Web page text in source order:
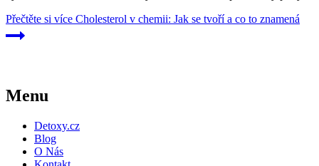
Přečtěte si více Cholesterol v chemii: Jak se tvoří a co to znamená
Menu
Detoxy.cz
Blog
O Nás